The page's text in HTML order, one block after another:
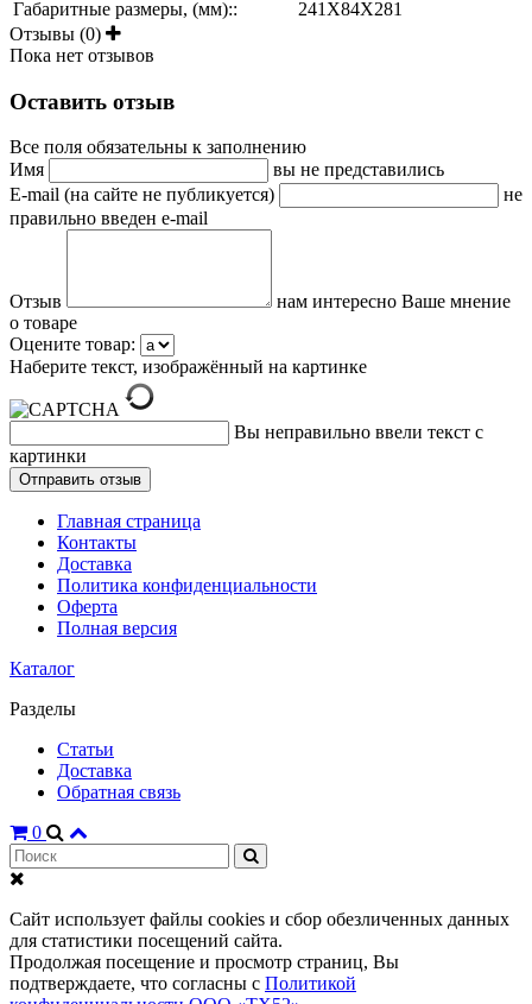
Габаритные размеры, (мм)::
241X84X281
Отзывы (0)
Пока нет отзывов
Оставить отзыв
Все поля обязательны к заполнению
Имя
вы не представились
E-mail (на сайте не публикуется)
не
правильно введен e-mail
Отзыв
нам интересно Ваше мнение
о товаре
Оцените товар:
Наберите текст, изображённый на картинке
Вы неправильно ввели текст с
картинки
Главная страница
Контакты
Доставка
Политика конфиденциальности
Оферта
Полная версия
Каталог
Разделы
Статьи
Доставка
Обратная связь
0
Сайт использует файлы cookies и сбор обезличенных данных
для статистики посещений сайта.
Продолжая посещение и просмотр страниц, Вы
подтверждаете, что согласны с Политикой